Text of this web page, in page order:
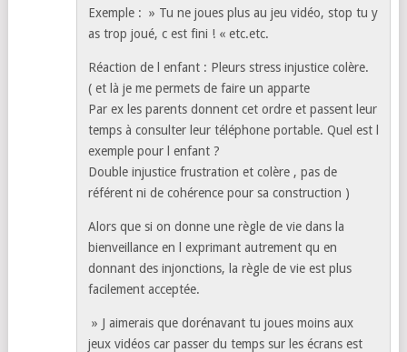
Exemple : » Tu ne joues plus au jeu vidéo, stop tu y
as trop joué, c est fini ! « etc.etc.
Réaction de l enfant : Pleurs stress injustice colère.
( et là je me permets de faire un apparte
Par ex les parents donnent cet ordre et passent leur
temps à consulter leur téléphone portable. Quel est l
exemple pour l enfant ?
Double injustice frustration et colère , pas de
référent ni de cohérence pour sa construction )
Alors que si on donne une règle de vie dans la
bienveillance en l exprimant autrement qu en
donnant des injonctions, la règle de vie est plus
facilement acceptée.
» J aimerais que dorénavant tu joues moins aux
jeux vidéos car passer du temps sur les écrans est